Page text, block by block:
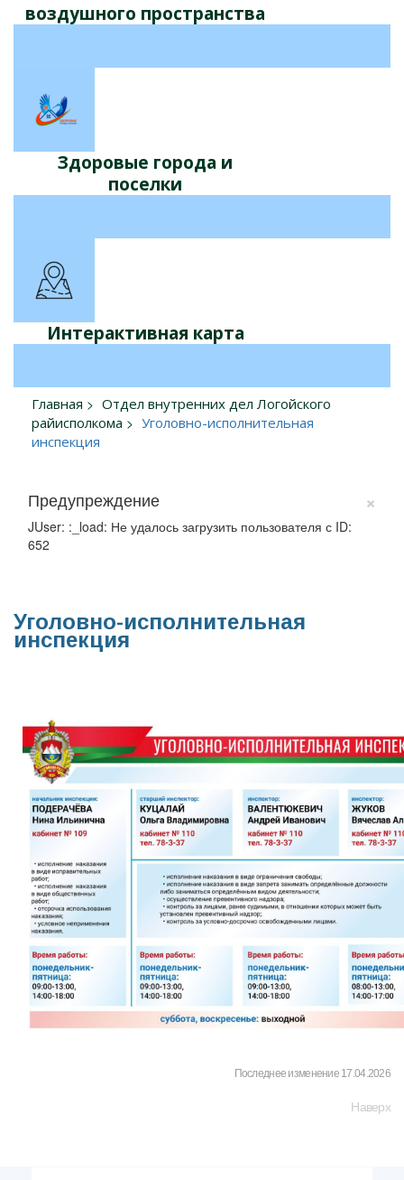
воздушного пространства
Здоровые города и
поселки
Интерактивная карта
Главная
Отдел внутренних дел Логойского
райисполкома
Уголовно-исполнительная
инспекция
×
Предупреждение
JUser: :_load: Не удалось загрузить пользователя с ID:
652
Уголовно-исполнительная
инспекция
Последнее изменение 17.04.2026
Наверх